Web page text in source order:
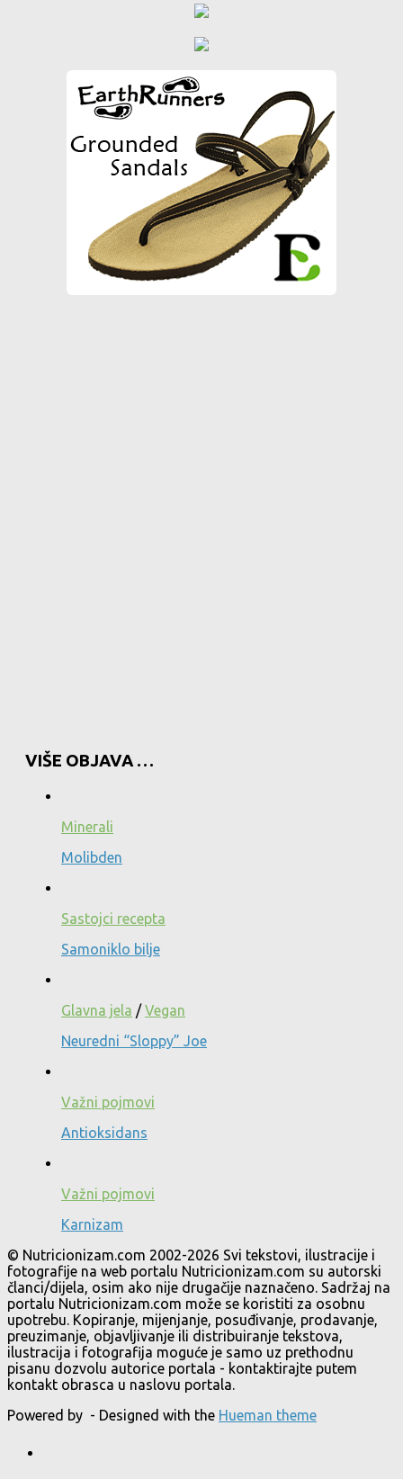
VIŠE OBJAVA …
Minerali
Molibden
Sastojci recepta
Samoniklo bilje
Glavna jela /Vegan
Neuredni “Sloppy” Joe
Važni pojmovi
Antioksidans
Važni pojmovi
Karnizam
© Nutricionizam.com 2002-2026 Svi tekstovi, ilustracije i
fotografije na web portalu Nutricionizam.com su autorski
članci/dijela, osim ako nije drugačije naznačeno. Sadržaj na
portalu Nutricionizam.com može se koristiti za osobnu
upotrebu. Kopiranje, mijenjanje, posuđivanje, prodavanje,
preuzimanje, objavljivanje ili distribuiranje tekstova,
ilustracija i fotografija moguće je samo uz prethodnu
pisanu dozvolu autorice portala - kontaktirajte putem
kontakt obrasca u naslovu portala.
Powered by - Designed with the Hueman theme